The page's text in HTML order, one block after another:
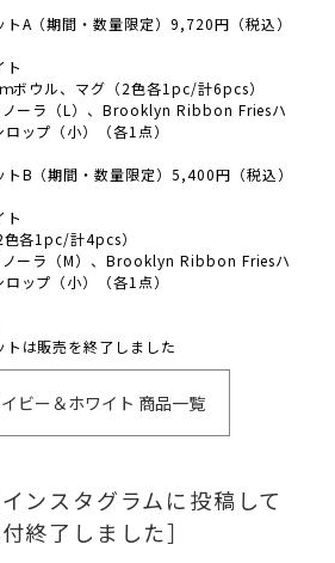
A（期間・数量限定）9,720円（税込）
ト
ボウル、マグ（2色各1pc/計6pcs）
ノーラ（L）、Brooklyn Ribbon Friesハ
ップ（小）（各1点）
B（期間・数量限定）5,400円（税込）
ト
各1pc/計4pcs）
ノーラ（M）、Brooklyn Ribbon Friesハ
ップ（小）（各1点）
は販売を終了しました
ビー＆ホワイト 商品一覧
ンスタグラムに投稿して
終了しました］